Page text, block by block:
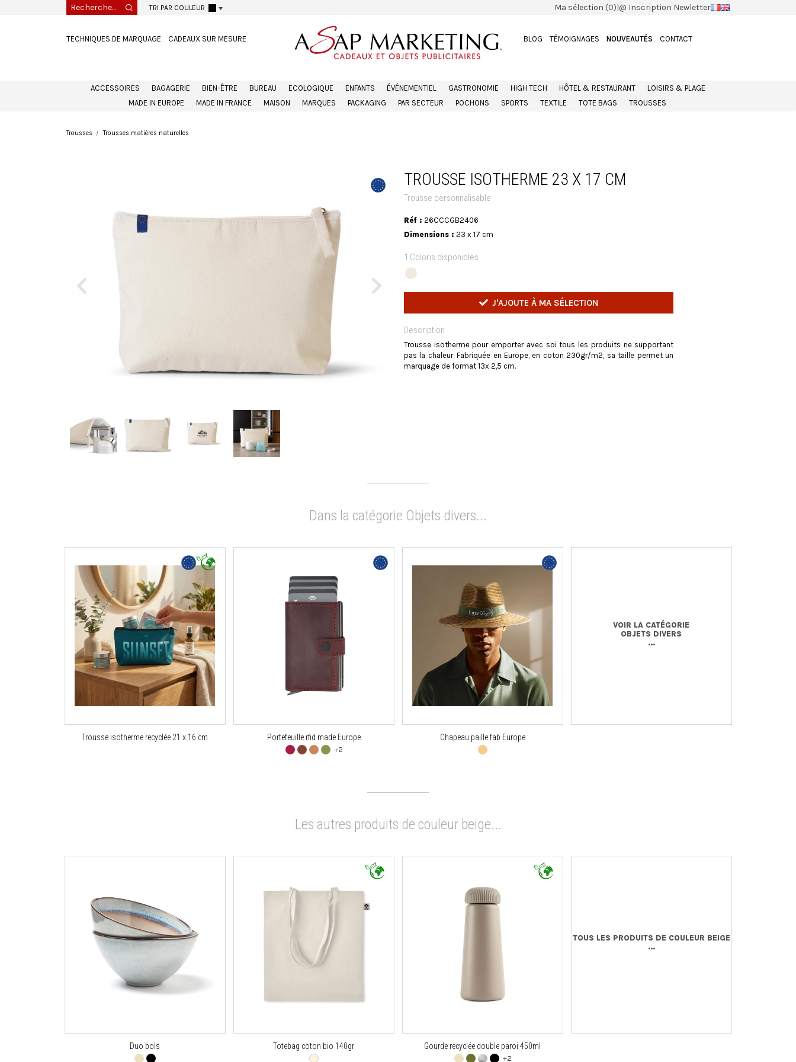
TRI PAR COULEUR Ma sélection (0)|@ Inscription Newletter
TECHNIQUES DE MARQUAGE CADEAUX SUR MESURE BLOG TÉMOIGNAGES NOUVEAUTÉS CONTACT
ACCESSOIRES BAGAGERIE BIEN-ÊTRE BUREAU ECOLOGIQUE ENFANTS ÉVÉNEMENTIEL GASTRONOMIE HIGH TECH HÔTEL & RESTAURANT
LOISIRS & PLAGE
MADE IN EUROPE
MADE IN FRANCE MAISON MARQUES PACKAGING PAR SECTEUR POCHONS SPORTS TEXTILE TOTE BAGS TROUSSES
Trousses Trousses matières naturelles
TROUSSE ISOTHERME 23 X 17 CM
Trousse personnalisable
Réf : 26CCCGB2406
Dimensions : 23 x 17 cm
1 Coloris disponibles
J'AJOUTE À MA SÉLECTION
Description
Trousse isotherme pour emporter avec soi tous les produits ne supportant
pas la chaleur. Fabriquée en Europe, en coton 230gr/m2, sa taille permet un
marquage de format 13x 2,5 cm.
Dans la catégorie Objets divers...
Trousse isotherme recyclée 21 x 16 cm Portefeuille rfid made Europe
+2
Chapeau paille fab Europe
VOIR LA CATÉGORIE
OBJETS DIVERS
...
Les autres produits de couleur beige...
Duo bols Totebag coton bio 140gr Gourde recyclée double paroi 450ml
+2
TOUS LES PRODUITS DE COULEUR BEIGE
...